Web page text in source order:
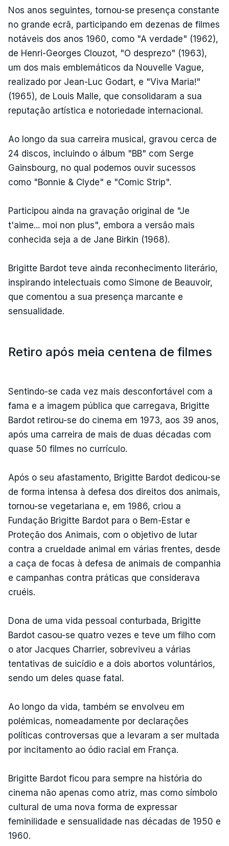
Nos anos seguintes, tornou-se presença constante
no grande ecrã, participando em dezenas de filmes
notáveis dos anos 1960, como "A verdade" (1962),
de Henri-Georges Clouzot, "O desprezo" (1963),
um dos mais emblemáticos da Nouvelle Vague,
realizado por Jean-Luc Godart, e "Viva Maria!"
(1965), de Louis Malle, que consolidaram a sua
reputação artística e notoriedade internacional.
Ao longo da sua carreira musical, gravou cerca de
24 discos, incluindo o álbum "BB" com Serge
Gainsbourg, no qual podemos ouvir sucessos
como "Bonnie & Clyde" e "Comic Strip".
Participou ainda na gravação original de "Je
t'aime... moi non plus", embora a versão mais
conhecida seja a de Jane Birkin (1968).
Brigitte Bardot teve ainda reconhecimento literário,
inspirando intelectuais como Simone de Beauvoir,
que comentou a sua presença marcante e
sensualidade.
Retiro após meia centena de filmes
Sentindo-se cada vez mais desconfortável com a
fama e a imagem pública que carregava, Brigitte
Bardot retirou-se do cinema em 1973, aos 39 anos,
após uma carreira de mais de duas décadas com
quase 50 filmes no currículo.
Após o seu afastamento, Brigitte Bardot dedicou-se
de forma intensa à defesa dos direitos dos animais,
tornou-se vegetariana e, em 1986, criou a
Fundação Brigitte Bardot para o Bem-Estar e
Proteção dos Animais, com o objetivo de lutar
contra a crueldade animal em várias frentes, desde
a caça de focas à defesa de animais de companhia
e campanhas contra práticas que considerava
cruéis.
Dona de uma vida pessoal conturbada, Brigitte
Bardot casou-se quatro vezes e teve um filho com
o ator Jacques Charrier, sobreviveu a várias
tentativas de suicídio e a dois abortos voluntários,
sendo um deles quase fatal.
Ao longo da vida, também se envolveu em
polémicas, nomeadamente por declarações
políticas controversas que a levaram a ser multada
por incitamento ao ódio racial em França.
Brigitte Bardot ficou para sempre na história do
cinema não apenas como atriz, mas como símbolo
cultural de uma nova forma de expressar
feminilidade e sensualidade nas décadas de 1950 e
1960.